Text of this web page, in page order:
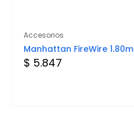
Accesorios
Manhattan FireWire 1.80m
$ 5.847